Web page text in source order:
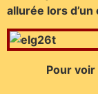
allurée lors
Pour voir